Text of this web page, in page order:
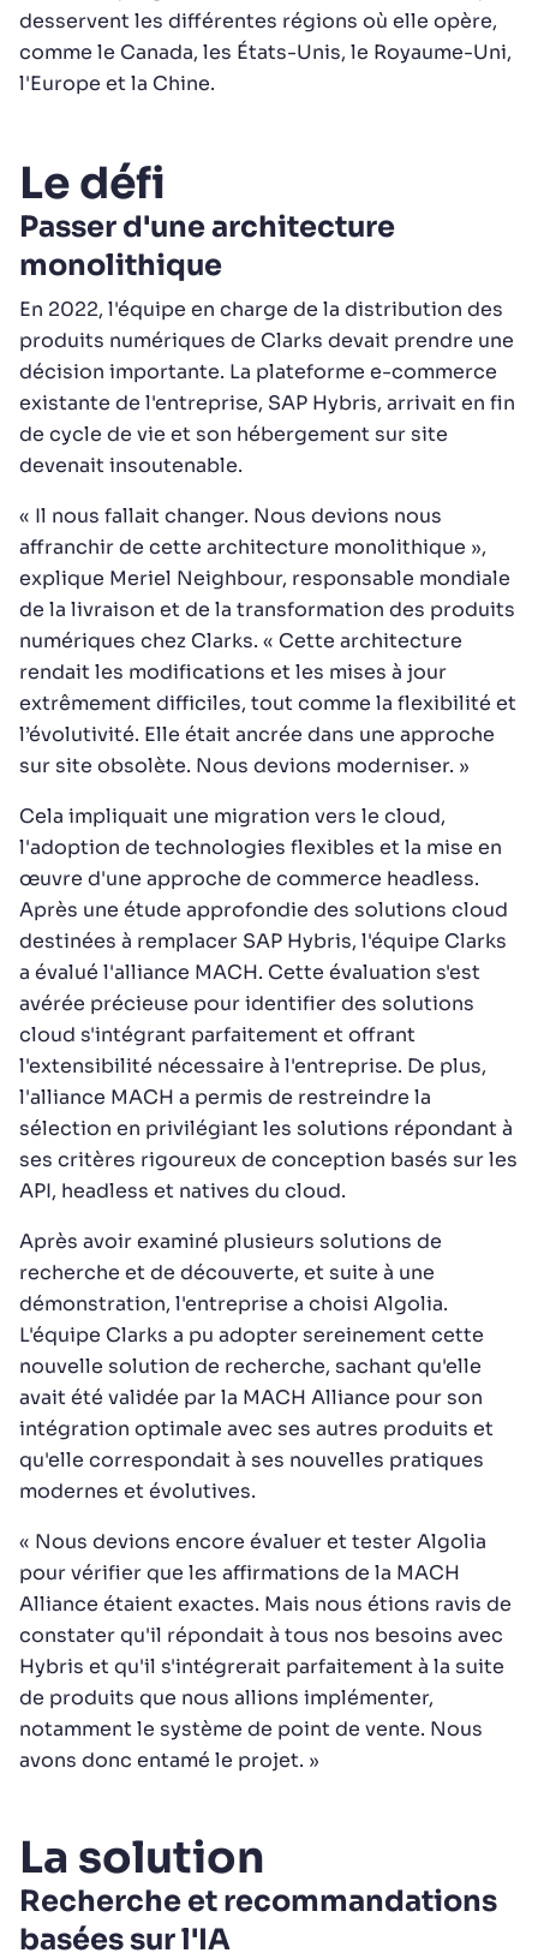
desservent les différentes régions où elle opère,
comme le Canada, les États-Unis, le Royaume-Uni,
l'Europe et la Chine.
Le défi
Passer d'une architecture
monolithique
En 2022, l'équipe en charge de la distribution des
produits numériques de Clarks devait prendre une
décision importante. La plateforme e-commerce
existante de l'entreprise, SAP Hybris, arrivait en fin
de cycle de vie et son hébergement sur site
devenait insoutenable.
« Il nous fallait changer. Nous devions nous
affranchir de cette architecture monolithique »,
explique Meriel Neighbour, responsable mondiale
de la livraison et de la transformation des produits
numériques chez Clarks. « Cette architecture
rendait les modifications et les mises à jour
extrêmement difficiles, tout comme la flexibilité et
l’évolutivité. Elle était ancrée dans une approche
sur site obsolète. Nous devions moderniser. »
Cela impliquait une migration vers le cloud,
l'adoption de technologies flexibles et la mise en
œuvre d'une approche de commerce headless.
Après une étude approfondie des solutions cloud
destinées à remplacer SAP Hybris, l'équipe Clarks
a évalué l'alliance MACH. Cette évaluation s'est
avérée précieuse pour identifier des solutions
cloud s'intégrant parfaitement et offrant
l'extensibilité nécessaire à l'entreprise. De plus,
l'alliance MACH a permis de restreindre la
sélection en privilégiant les solutions répondant à
ses critères rigoureux de conception basés sur les
API, headless et natives du cloud.
Après avoir examiné plusieurs solutions de
recherche et de découverte, et suite à une
démonstration, l'entreprise a choisi Algolia.
L'équipe Clarks a pu adopter sereinement cette
nouvelle solution de recherche, sachant qu'elle
avait été validée par la MACH Alliance pour son
intégration optimale avec ses autres produits et
qu'elle correspondait à ses nouvelles pratiques
modernes et évolutives.
« Nous devions encore évaluer et tester Algolia
pour vérifier que les affirmations de la MACH
Alliance étaient exactes. Mais nous étions ravis de
constater qu'il répondait à tous nos besoins avec
Hybris et qu'il s'intégrerait parfaitement à la suite
de produits que nous allions implémenter,
notamment le système de point de vente. Nous
avons donc entamé le projet. »
La solution
Recherche et recommandations
basées sur l'IA